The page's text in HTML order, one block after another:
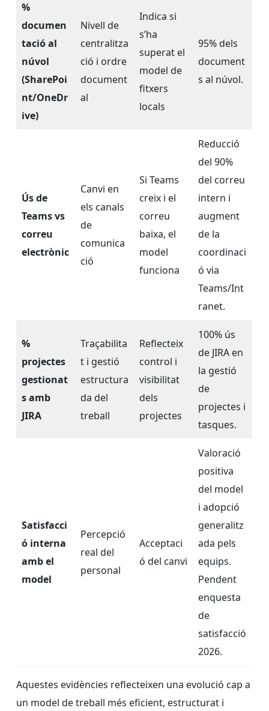
%
documen
tació al
núvol
(SharePoi
nt/OneDr
ive)
Nivell de
centralitza
ció i ordre
document
al
Indica si
s’ha
superat el
model de
fitxers
locals
95% dels
document
s al núvol.
Ús de
Teams vs
correu
electrònic
Canvi en
els canals
de
comunica
ció
Si Teams
creix i el
correu
baixa, el
model
funciona
Reducció
del 90%
del correu
intern i
augment
de la
coordinaci
ó via
Teams/Int
ranet.
%
projectes
gestionat
s amb
JIRA
Traçabilita
t i gestió
estructura
da del
treball
Reflecteix
control i
visibilitat
dels
projectes
100% ús
de JIRA en
la gestió
de
projectes i
tasques.
Satisfacci
ó interna
amb el
model
Percepció
real del
personal
Acceptaci
ó del canvi
Valoració
positiva
del model
i adopció
generalitz
ada pels
equips.
Pendent
enquesta
de
satisfacció
2026.
Aquestes evidències reflecteixen una evolució cap a
un model de treball més eficient, estructurat i